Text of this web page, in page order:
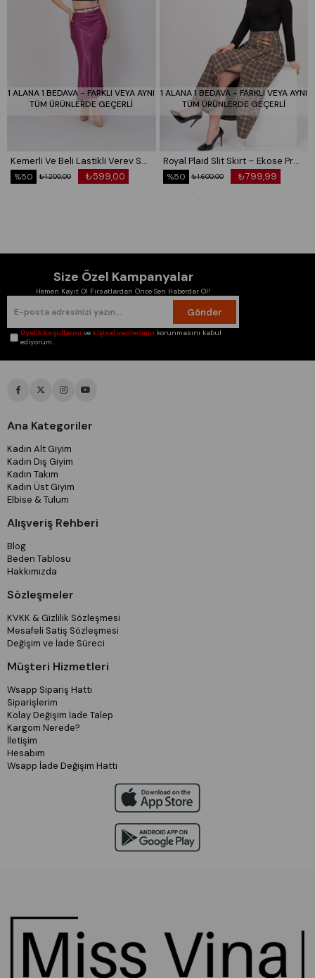
1 ALANA 1 BEDAVA - FARKLI VEYA AYNI
TÜM ÜRÜNLERDE GEÇERLİ
Kemerli Ve Beli Lastikli Verev Saten Etek 6791
₺599,00
₺1.200,00
%50
1 ALANA 1 BEDAVA - FARKLI VEYA AYNI
TÜM ÜRÜNLERDE GEÇERLİ
Royal Plaid Slit Skirt – Ekose Premium Maxi Etek 6831
₺799,99
₺1.600,00
%50
Size Özel Kampanyalar
Hemen Kayıt Ol Fırsatlardan Önce Sen Haberdar Ol!
Gönder
Üyelik koşullarını vekişisel verilerimin korunmasını kabul
ediyorum.
Ana Kategoriler
Kadın Alt Giyim
Kadın Dış Giyim
Kadın Takım
Kadın Üst Giyim
Elbise & Tulum
Alışveriş Rehberi
Blog
Beden Tablosu
Hakkımızda
Sözleşmeler
KVKK & Gizlilik Sözleşmesi
Mesafeli Satiş Sözleşmesi
Değişim ve İade Süreci
Müşteri Hizmetleri
Wsapp Sipariş Hattı
Siparişlerim
Kolay Değişim İade Talep
Kargom Nerede?
İletişim
Hesabım
Wsapp İade Değişim Hattı